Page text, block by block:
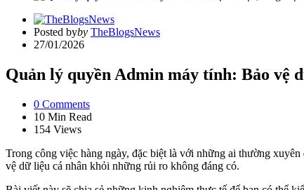
Posted byby TheBlogsNews
27/01/2026
Quản lý quyền Admin máy tính: Bảo vệ
0 Comments
10 Min Read
154 Views
Trong công việc hàng ngày, đặc biệt là với những ai thường
vệ dữ liệu cá nhân khỏi những rủi ro không đáng có.